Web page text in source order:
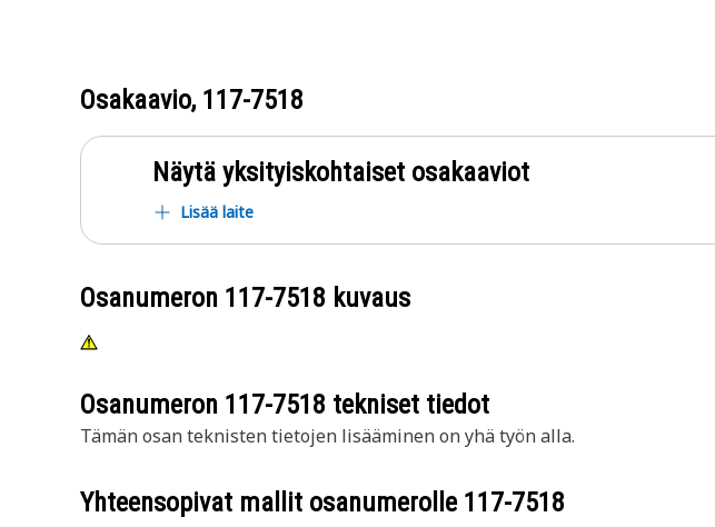
Osakaavio, 117-7518
Näytä yksityiskohtaiset osakaaviot
Lisää laite
Osanumeron 117-7518 kuvaus
Osanumeron 117-7518 tekniset tiedot
Tämän osan teknisten tietojen lisääminen on yhä työn alla.
Yhteensopivat mallit osanumerolle 117-7518